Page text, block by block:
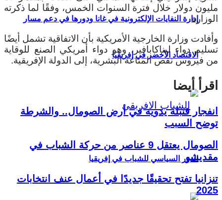
إدارة النفايات الإلكترونية في غانا ودورها في دعم مسار
الاقتصاد الأخضر في إفريقيا
الدور السياسي للشباب في إفريقيا
مليون دولار خلال فترة السنوات الخمس، وفقًا لما ذكرته
الوزارة.
وأفادت وزارة الخارجية الأمريكية بأن الاتفاقية تشمل أيضًا
تسليم دواء ليناكابافير، وهو دواء أمريكي الصنع للوقاية
من فيروس نقص المناعة البشرية، إلى الدولة الإفريقية.
اقرأ أيضا
انفجار قنبلة يدوية في أرض الصومال.. والشرطة
توضح السبب
الصومال يعتقل 9 عناصر من حركة الشباب في
مقديشو
تنزانيا تفتح تحقيقًا جديدًا في أعمال عنف انتخابات
2025